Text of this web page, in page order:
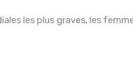
les plus graves, les